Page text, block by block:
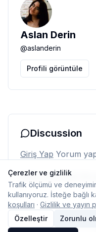
Aslan Derin
@aslanderin
Profili görüntüle
Discussion
Giriş Yap Yorum
Henüz yorum yok. İlk
© 2026 TypelishAna
Çerezler ve gizlilik
Trafik ölçümü ve
kullanıyoruz. İsteğe bağlı
koşulları · Gizlilik ve yayın
Özelleştir
Zorunlu